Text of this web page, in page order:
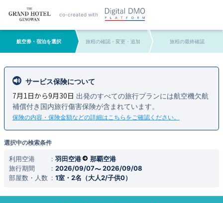
co-created with
航空券・宿泊を選択 旅程の確認・変更・追加 旅程の最終確認
サービス保険について
7月1日から9月30日 出発のすべての旅行プランには航空機欠航
補償付き国内旅行傷害保険が含まれています。
保険の内容・保険金額などの詳細はこちらをご確認ください。
選択中の検索条件
利用空港 羽田空港
那覇空港
旅行期間
2026/09/07
2026/09/08
部屋数・人数
1室・2名（大人2/子供0）